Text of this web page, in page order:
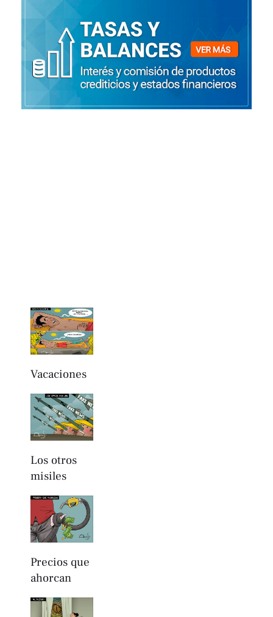
Vacaciones
Los otros
misiles
Precios que
ahorcan